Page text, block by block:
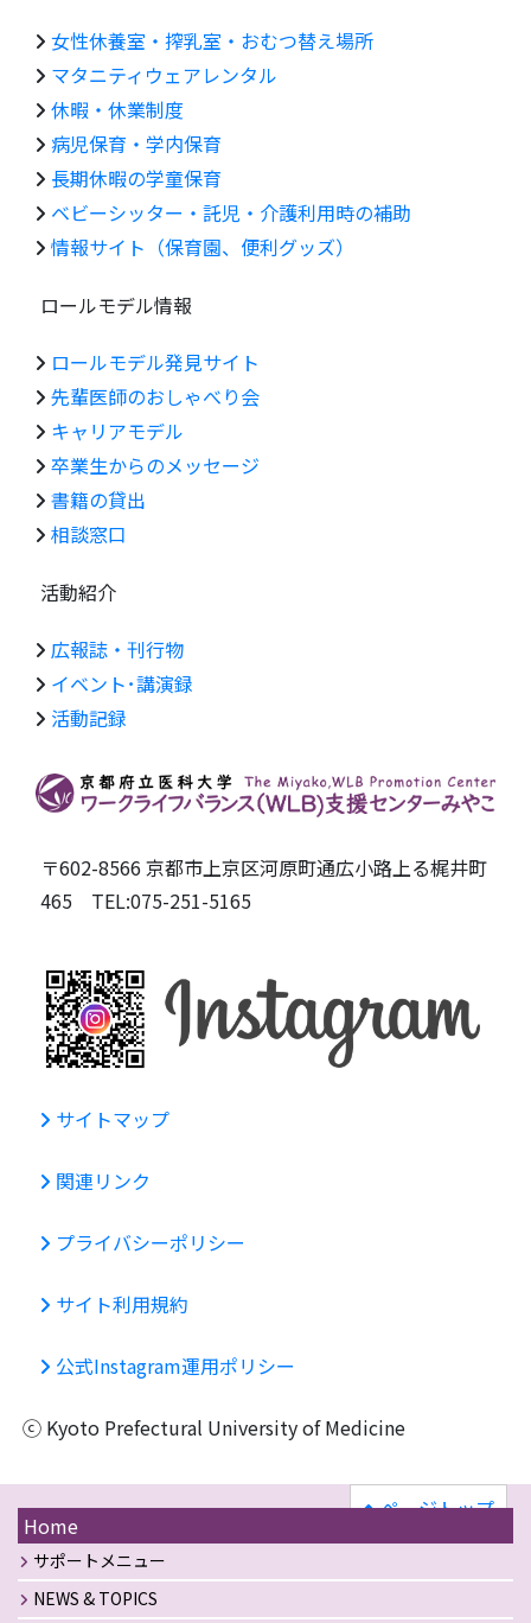
女性休養室・搾乳室・おむつ替え場所
マタニティウェアレンタル
休暇・休業制度
病児保育・学内保育
長期休暇の学童保育
ベビーシッター・託児・介護利用時の補助
情報サイト（保育園、便利グッズ）
ロールモデル情報
ロールモデル発見サイト
先輩医師のおしゃべり会
キャリアモデル
卒業生からのメッセージ
書籍の貸出
相談窓口
活動紹介
広報誌・刊行物
イベント･講演録
活動記録
〒602-8566 京都市上京区河原町通広小路上る梶井町
465 TEL:075-251-5165
サイトマップ
関連リンク
プライバシーポリシー
サイト利用規約
公式Instagram運用ポリシー
ⓒ Kyoto Prefectural University of Medicine
ページトップ
Home
サポートメニュー
NEWS & TOPICS